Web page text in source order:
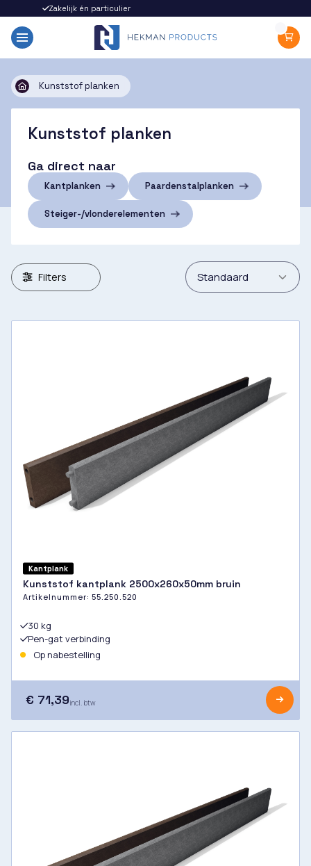
Zakelijk én particulier
Kunststof planken
Kunststof planken
Ga direct naar
Kantplanken Paardenstalplanken
Steiger-/vlonderelementen
Filters
Kantplank
Kunststof kantplank 2500x260x50mm bruin
Artikelnummer: 55.250.520
30 kg
Pen-gat verbinding
Op nabestelling
€ 71,39incl. btw